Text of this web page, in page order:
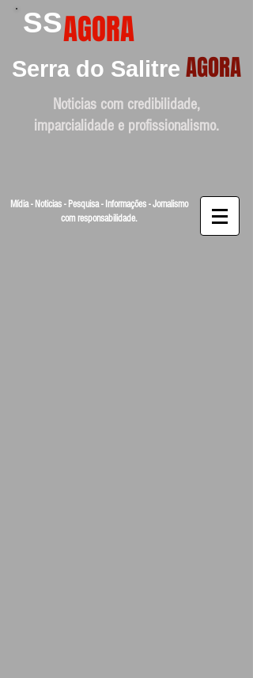
SSAGORA
Serra do Salitre AGORA
Noticias com credibilidade,
imparcialidade e profissionalismo.
Mídia - Noticias - Pesquisa - Informações - Jornalismo
com responsabilidade.